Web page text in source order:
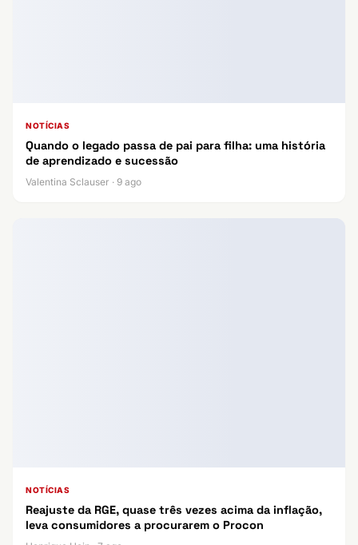
NOTÍCIAS
Quando o legado passa de pai para filha: uma história
de aprendizado e sucessão
Valentina Sclauser · 9 ago
NOTÍCIAS
Reajuste da RGE, quase três vezes acima da inflação,
leva consumidores a procurarem o Procon